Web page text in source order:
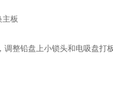
板
整铅盘上小锁头和电吸盘打